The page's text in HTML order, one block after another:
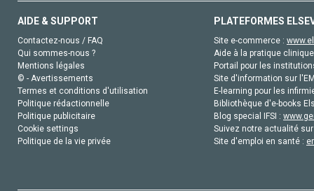
AIDE & SUPPORT
Contactez-nous / FAQ
Qui sommes-nous ?
Mentions légales
© - Avertissements
Termes et conditions d'utilisation
Politique rédactionnelle
Politique publicitaire
Cookie settings
Politique de la vie privée
PLATEFORMES
Site e-commerce :
Aide à la pratique
Portail pour les
Site d'information sur
E-learning pour les
Bibliothèque d'e-books
Blog special IFSI :
Suivez notre actualité
Site d'emploi en santé :